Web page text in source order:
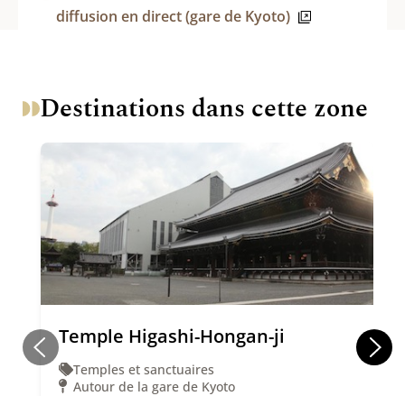
diffusion en direct (gare de Kyoto)
Destinations dans cette zone
Temple Higashi-Hongan-ji
Temples et sanctuaires
Autour de la gare de Kyoto